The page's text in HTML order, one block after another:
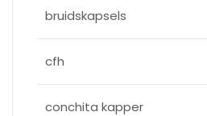
bruidskapsels
cfh
conchita kapper